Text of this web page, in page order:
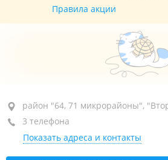
Правила акции
район "64, 71 микрорайоны", ул.
ТЦ "Квартал"
+7 953 223-96-53отдел розничных
район "64, 71 микрорайоны",
3 телефона
Показать адреса и контакты